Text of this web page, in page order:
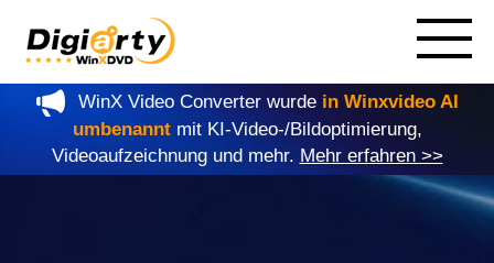
WinX Video Converter wurde in Winxvideo AI
umbenanntmit KI-Video-/Bildoptimierung,
Videoaufzeichnung und mehr. Mehr erfahren >>